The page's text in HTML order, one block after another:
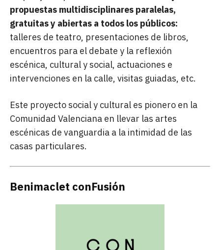
propuestas multidisciplinares paralelas,
gratuitas y abiertas a todos los públicos:
talleres de teatro, presentaciones de libros,
encuentros para el debate y la reflexión
escénica, cultural y social, actuaciones e
intervenciones en la calle, visitas guiadas, etc.
Este proyecto social y cultural es pionero en la
Comunidad Valenciana en llevar las artes
escénicas de vanguardia a la intimidad de las
casas particulares.
Benimaclet conFusión